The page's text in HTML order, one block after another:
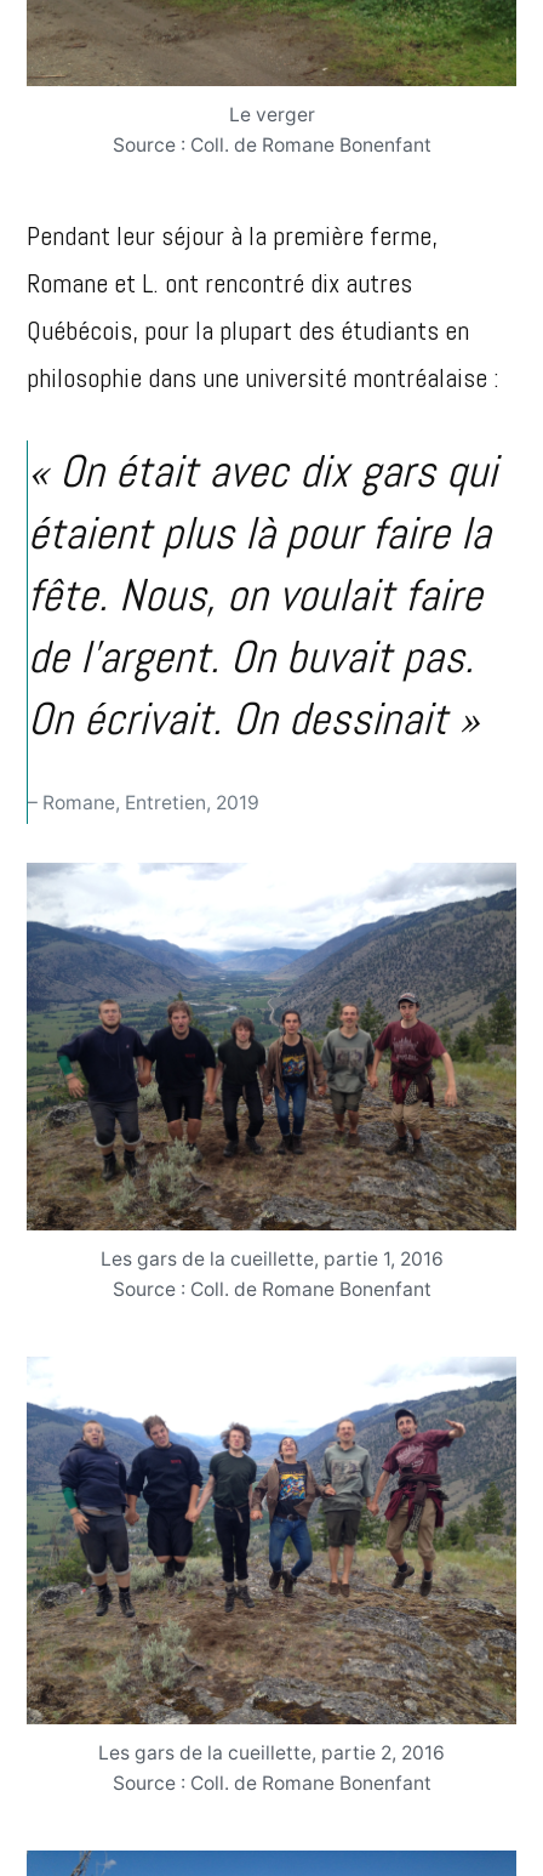
Le verger
Source : Coll. de Romane Bonenfant
Pendant leur séjour à la première ferme,
Romane et L. ont rencontré dix autres
Québécois, pour la plupart des étudiants en
philosophie dans une université montréalaise :
« On était avec dix gars qui
étaient plus là pour faire la
fête. Nous, on voulait faire
de l’argent. On buvait pas.
On écrivait. On dessinait »
– Romane, Entretien, 2019
Les gars de la cueillette, partie 1, 2016
Source : Coll. de Romane Bonenfant
Les gars de la cueillette, partie 2, 2016
Source : Coll. de Romane Bonenfant